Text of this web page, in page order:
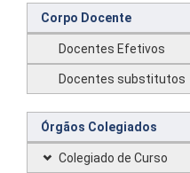
Corpo Docente
Docentes Efetivos
Docentes substitutos
Órgãos Colegiados
Colegiado de Curso